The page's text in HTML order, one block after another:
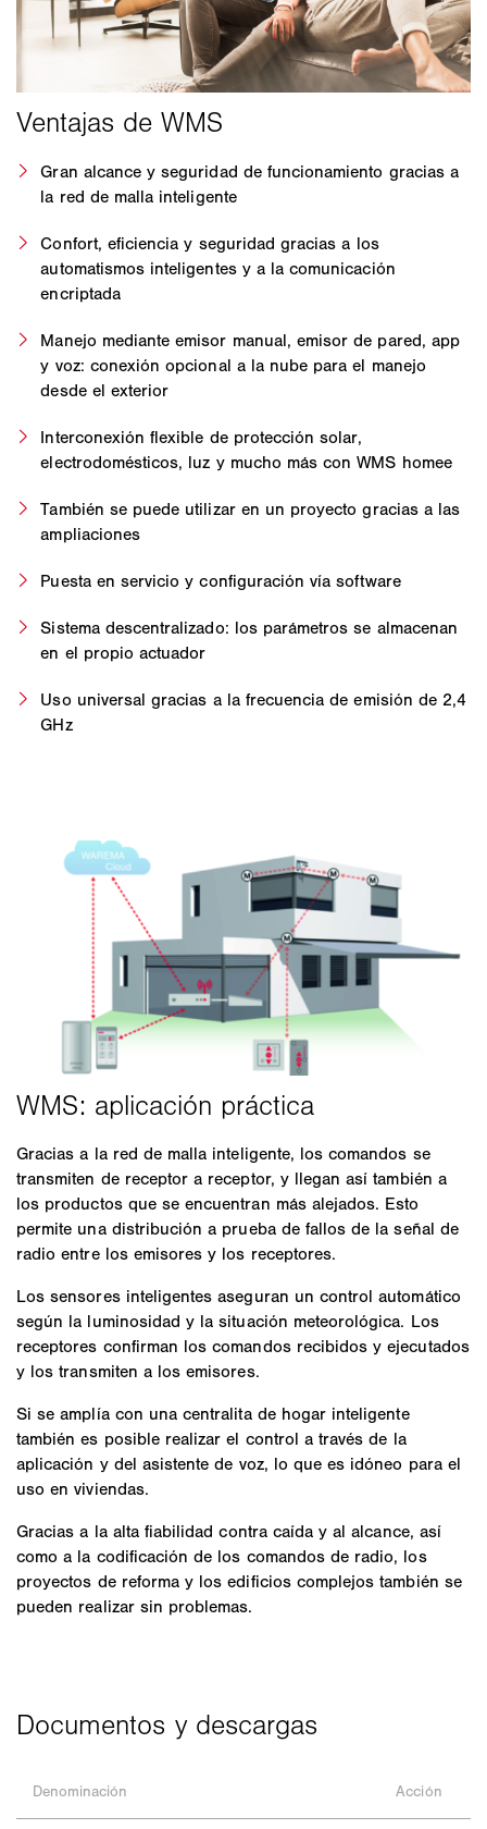
Gran alcance y seguridad de funcionamiento gracias a
la red de malla inteligente
Confort, eficiencia y seguridad gracias a los
automatismos inteligentes y a la comunicación
encriptada
Manejo mediante emisor manual, emisor de pared, app
y voz: conexión opcional a la nube para el manejo
desde el exterior
Interconexión flexible de protección solar,
electrodomésticos, luz y mucho más con WMS homee
También se puede utilizar en un proyecto gracias a las
ampliaciones
Puesta en servicio y configuración vía software
Sistema descentralizado: los parámetros se almacenan
en el propio actuador
Uso universal gracias a la frecuencia de emisión de 2,4
GHz
Gracias a la red de malla inteligente, los comandos se
transmiten de receptor a receptor, y llegan así también a
los productos que se encuentran más alejados. Esto
permite una distribución a prueba de fallos de la señal de
radio entre los emisores y los receptores.
Los sensores inteligentes aseguran un control automático
según la luminosidad y la situación meteorológica. Los
receptores confirman los comandos recibidos y ejecutados
y los transmiten a los emisores.
Si se amplía con una centralita de hogar inteligente
también es posible realizar el control a través de la
aplicación y del asistente de voz, lo que es idóneo para el
uso en viviendas.
Gracias a la alta fiabilidad contra caída y al alcance, así
como a la codificación de los comandos de radio, los
proyectos de reforma y los edificios complejos también se
pueden realizar sin problemas.